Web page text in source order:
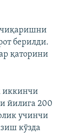
чиқаришни
берилди.
қаторини
иккинчи
йилига 200
учинчи
кўзда